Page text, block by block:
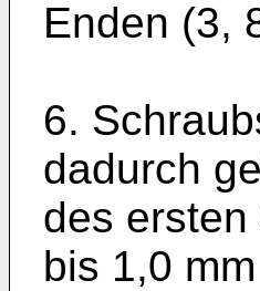
Enden (3,
6.
dadurch
des
bis 1,0